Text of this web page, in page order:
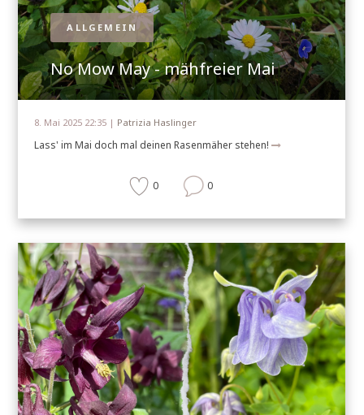
ALLGEMEIN
No Mow May - mähfreier Mai
8. Mai 2025 22:35 | Patrizia Haslinger
Lass' im Mai doch mal deinen Rasenmäher stehen!
0 0